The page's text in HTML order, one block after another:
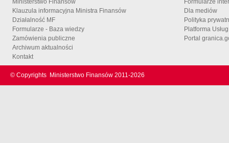
Klauzula informacyjna Ministra Finansów
Działalność MF
Formularze - Baza wiedzy
Zamówienia publiczne
Archiwum aktualności
Kontakt
Dla mediów
Polityka
Platforma
Portal
© Copyrights Ministerstwo Finansów 2011-2026